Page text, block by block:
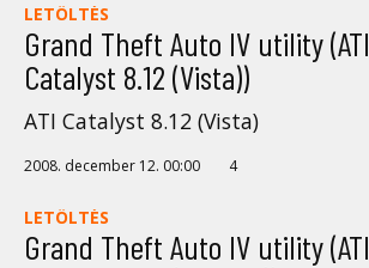
LETÖLTÉS
Grand Theft Auto IV utility (ATI
Catalyst 8.12 (Vista))
ATI Catalyst 8.12 (Vista)
2008. december 12. 00:00 4
LETÖLTÉS
Grand Theft Auto IV utility (ATI